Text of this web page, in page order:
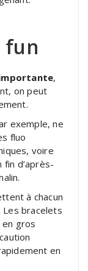
fun
,
on peut
exemple, ne
fluo
voire
d’après-
à chacun
Les bracelets
gros
en